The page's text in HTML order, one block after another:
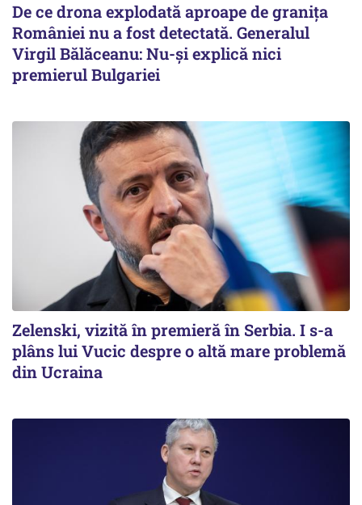
De ce drona explodată aproape de granița
României nu a fost detectată. Generalul
Virgil Bălăceanu: Nu-și explică nici
premierul Bulgariei
Zelenski, vizită în premieră în Serbia. I s-a
plâns lui Vucic despre o altă mare problemă
din Ucraina